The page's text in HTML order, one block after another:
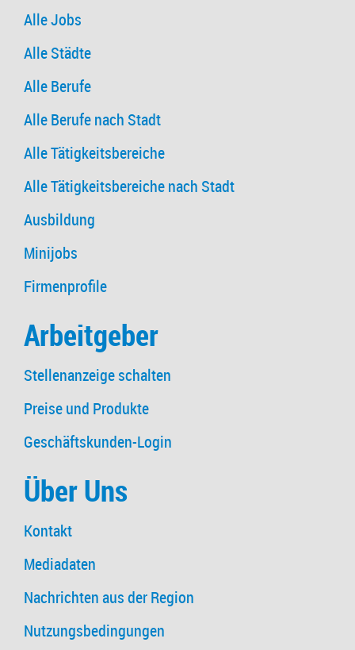
Alle Jobs
Alle Städte
Alle Berufe
Alle Berufe nach Stadt
Alle Tätigkeitsbereiche
Alle Tätigkeitsbereiche nach Stadt
Ausbildung
Minijobs
Firmenprofile
Arbeitgeber
Stellenanzeige schalten
Preise und Produkte
Geschäftskunden-Login
Über Uns
Kontakt
Mediadaten
Nachrichten aus der Region
Nutzungsbedingungen